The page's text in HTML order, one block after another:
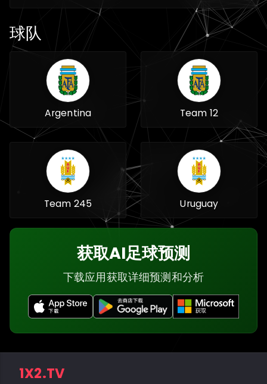
球队
Argentina Team 12
Team 245 Uruguay
获取AI足球预测
下载应用获取详细预测和分析
1X2.TV